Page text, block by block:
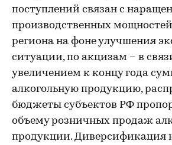
поступлений связан с
производственных
региона на фоне улучшения
ситуации, по акцизам – в
увеличением к концу года
алкогольную продукцию,
бюджеты субъектов РФ
объему розничных продаж
продукции. Диверсификация